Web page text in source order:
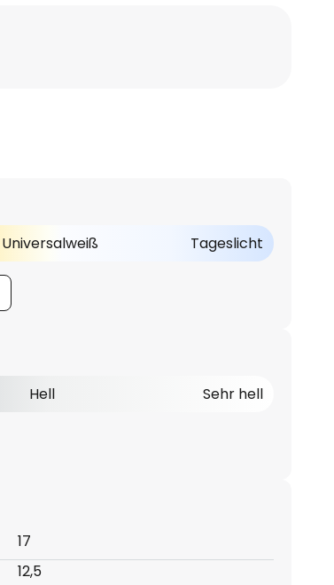
Universalweiß Tageslicht
Hell Sehr hell
17
12,5